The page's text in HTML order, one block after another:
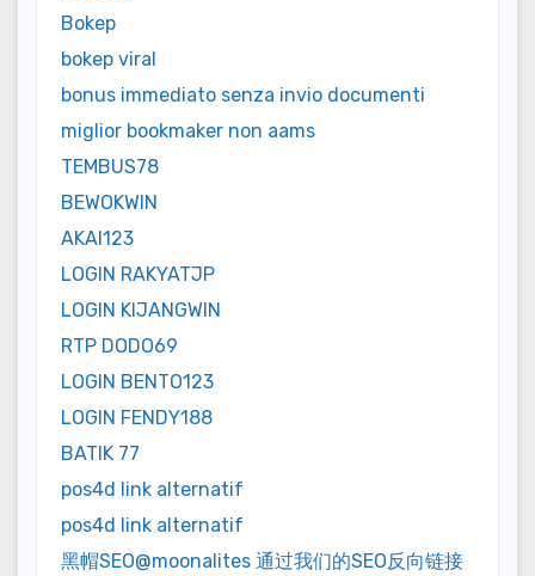
Bokep
bokep viral
bonus immediato senza invio documenti
miglior bookmaker non aams
TEMBUS78
BEWOKWIN
AKAI123
LOGIN RAKYATJP
LOGIN KIJANGWIN
RTP DODO69
LOGIN BENTO123
LOGIN FENDY188
BATIK 77
pos4d link alternatif
pos4d link alternatif
黑帽SEO@moonalites 通过我们的SEO反向链接